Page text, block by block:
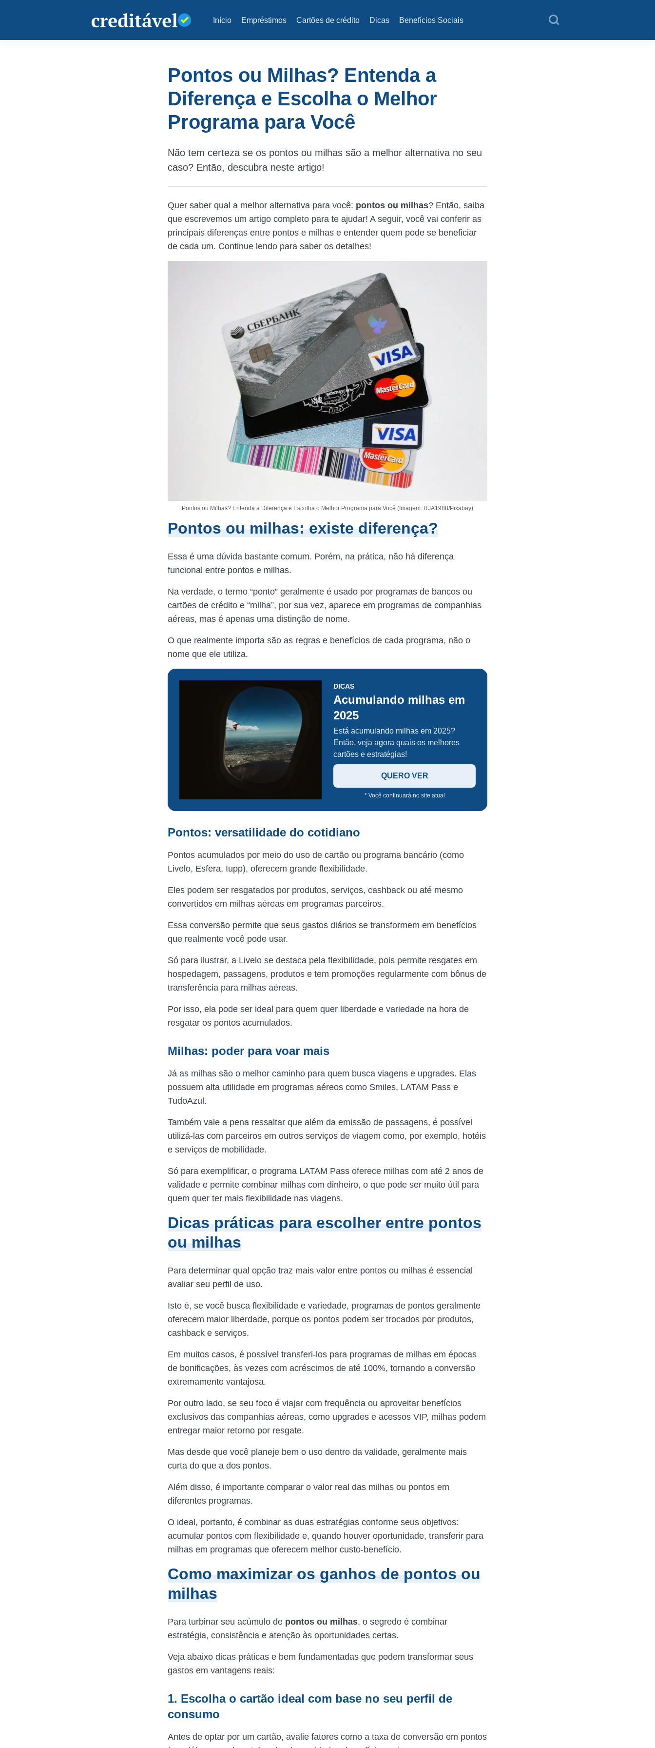
Início Empréstimos Cartões de crédito Dicas Benefícios Sociais
Pontos ou Milhas? Entenda a
Diferença e Escolha o Melhor
Programa para Você
Não tem certeza se os pontos ou milhas são a melhor alternativa no seu
caso? Então, descubra neste artigo!
Quer saber qual a melhor alternativa para você: pontos ou milhas? Então, saiba
que escrevemos um artigo completo para te ajudar! A seguir, você vai conferir as
principais diferenças entre pontos e milhas e entender quem pode se beneficiar
de cada um. Continue lendo para saber os detalhes!
Pontos ou Milhas? Entenda a Diferença e Escolha o Melhor Programa para Você (Imagem: RJA1988/Pixabay)
Pontos ou milhas: existe diferença?
Essa é uma dúvida bastante comum. Porém, na prática, não há diferença
funcional entre pontos e milhas.
Na verdade, o termo “ponto” geralmente é usado por programas de bancos ou
cartões de crédito e “milha”, por sua vez, aparece em programas de companhias
aéreas, mas é apenas uma distinção de nome.
O que realmente importa são as regras e benefícios de cada programa, não o
nome que ele utiliza.
DICAS
Acumulando milhas em
2025
Está acumulando milhas em 2025?
Então, veja agora quais os melhores
cartões e estratégias!
QUERO VER
* Você continuará no site atual
Pontos: versatilidade do cotidiano
Pontos acumulados por meio do uso de cartão ou programa bancário (como
Livelo, Esfera, Iupp), oferecem grande flexibilidade.
Eles podem ser resgatados por produtos, serviços, cashback ou até mesmo
convertidos em milhas aéreas em programas parceiros.
Essa conversão permite que seus gastos diários se transformem em benefícios
que realmente você pode usar.
Só para ilustrar, a Livelo se destaca pela flexibilidade, pois permite resgates em
hospedagem, passagens, produtos e tem promoções regularmente com bônus de
transferência para milhas aéreas.
Por isso, ela pode ser ideal para quem quer liberdade e variedade na hora de
resgatar os pontos acumulados.
Milhas: poder para voar mais
Já as milhas são o melhor caminho para quem busca viagens e upgrades. Elas
possuem alta utilidade em programas aéreos como Smiles, LATAM Pass e
TudoAzul.
Também vale a pena ressaltar que além da emissão de passagens, é possível
utilizá-las com parceiros em outros serviços de viagem como, por exemplo, hotéis
e serviços de mobilidade.
Só para exemplificar, o programa LATAM Pass oferece milhas com até 2 anos de
validade e permite combinar milhas com dinheiro, o que pode ser muito útil para
quem quer ter mais flexibilidade nas viagens.
Dicas práticas para escolher entre pontos
ou milhas
Para determinar qual opção traz mais valor entre pontos ou milhas é essencial
avaliar seu perfil de uso.
Isto é, se você busca flexibilidade e variedade, programas de pontos geralmente
oferecem maior liberdade, porque os pontos podem ser trocados por produtos,
cashback e serviços.
Em muitos casos, é possível transferi-los para programas de milhas em épocas
de bonificações, às vezes com acréscimos de até 100%, tornando a conversão
extremamente vantajosa.
Por outro lado, se seu foco é viajar com frequência ou aproveitar benefícios
exclusivos das companhias aéreas, como upgrades e acessos VIP, milhas podem
entregar maior retorno por resgate.
Mas desde que você planeje bem o uso dentro da validade, geralmente mais
curta do que a dos pontos.
Além disso, é importante comparar o valor real das milhas ou pontos em
diferentes programas.
O ideal, portanto, é combinar as duas estratégias conforme seus objetivos:
acumular pontos com flexibilidade e, quando houver oportunidade, transferir para
milhas em programas que oferecem melhor custo-benefício.
Como maximizar os ganhos de pontos ou
milhas
Para turbinar seu acúmulo de pontos ou milhas, o segredo é combinar
estratégia, consistência e atenção às oportunidades certas.
Veja abaixo dicas práticas e bem fundamentadas que podem transformar seus
gastos em vantagens reais:
1. Escolha o cartão ideal com base no seu perfil de
consumo
Antes de optar por um cartão, avalie fatores como a taxa de conversão em pontos